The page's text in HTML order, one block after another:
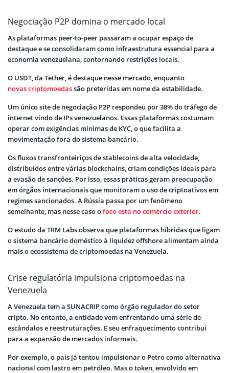
Negociação P2P domina o mercado local
As plataformas peer-to-peer passaram a ocupar espaço de
destaque e se consolidaram como infraestrutura essencial para a
economia venezuelana, contornando restrições locais.
O USDT, da Tether, é destaque nesse mercado, enquanto
novas criptomoedassão preteridas em nome da estabilidade.
Um único site de negociação P2P respondeu por 38% do tráfego de
internet vindo de IPs venezuelanos. Essas plataformas costumam
operar com exigências mínimas de KYC, o que facilita a
movimentação fora do sistema bancário.
Os fluxos transfronteiriços de stablecoins de alta velocidade,
distribuídos entre várias blockchains, criam condições ideais para
a evasão de sanções. Por isso, essas práticas geram preocupação
em órgãos internacionais que monitoram o uso de criptoativos em
regimes sancionados. A Rússia passa por um fenômeno
semelhante, mas nesse caso ofoco está no comércio exterior.
O estudo da TRM Labs observa que plataformas híbridas que ligam
o sistema bancário doméstico à liquidez offshore alimentam ainda
mais o ecossistema de criptomoedas na Venezuela.
Crise regulatória impulsiona criptomoedas na
Venezuela
A Venezuela tem a SUNACRIP como órgão regulador do setor
cripto. No entanto, a entidade vem enfrentando uma série de
escândalos e reestruturações. E seu enfraquecimento contribui
para a expansão de mercados informais.
Por exemplo, o país já tentou impulsionar o Petro como alternativa
nacional com lastro em petróleo. Mas o token, envolvido em